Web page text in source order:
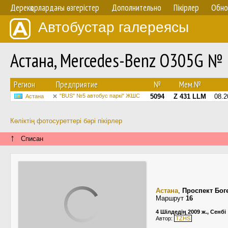
Дерекқорлардағы өзгерістер Дополнительно Пікірлер
Автобустар галереясы
Астана, Mercedes-Benz O305G
Регион Предприятие № Мем.№
Астана "BUS" №5 автобус паркі" ЖШС 5094 Z 431 LLM
Көліктің фотосуреттері бәрі пікірлер
↑ Списан
Астана, Проспект
Маршрут 16
4 Шілдедің 2009 ж., Сенбі
Автор: TZHS